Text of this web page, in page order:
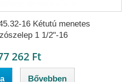
16 Kétutú menetes
1 1/2"-16
262 Ft
Bővebben